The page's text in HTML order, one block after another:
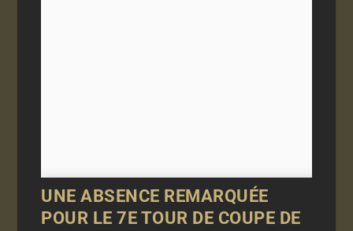
UNE ABSENCE REMARQUÉE
POUR LE 7E TOUR DE COUPE DE